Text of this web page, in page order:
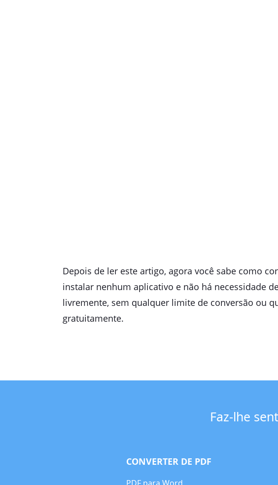
Depois de ler este artigo, agora você sabe como
instalar nenhum aplicativo e não há necessidade
livremente, sem qualquer limite de conversão ou
gratuitamente.
Faz-lhe
CONVERTER DE PDF